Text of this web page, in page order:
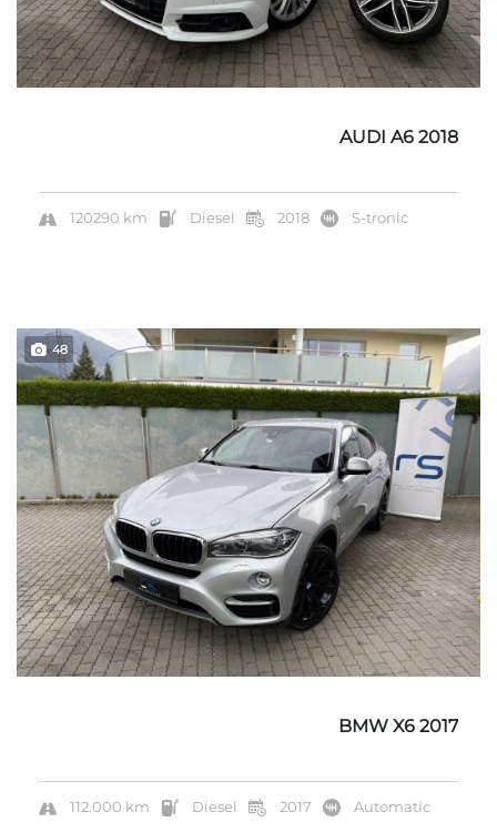
AUDI A6 2018
120290 km Diesel 2018 S-tronic
48
BMW X6 2017
112.000 km Diesel 2017 Automatic